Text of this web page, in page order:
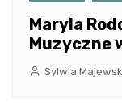
Maryla
Muzyczne
Sylwia